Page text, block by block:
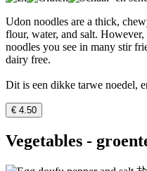
Udon noodles are a thick,
flour, water, and salt.
noodles you see in many stir
dairy free.
Dit is een dikke tarwe noedel,
€ 4.50
Vegetables -